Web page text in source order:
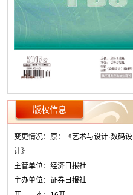
版权信息
变更情况：原：《艺术与设计·数码设
计》
主管单位：经济日报社
主办单位：证券日报社